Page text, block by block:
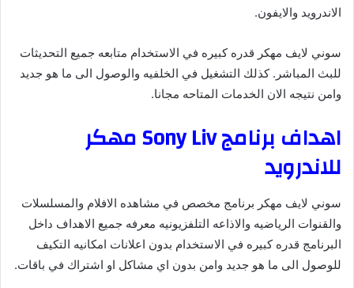
الاندرويد والايفون.
سوني لايف مهكر قدره كبيره في الاستخدام متابعه جميع التحديثات
للبث المباشر. كذلك التشغيل في الخلفيه والوصول الى ما هو جديد
وامن نتيجه الان الخدمات المتاحه مجانا.
اهداف برنامج Sony Liv مهكر
للاندرويد
سوني لايف مهكر برنامج مخصص في مشاهده الافلام والمسلسلات
والقنوات الرياضيه والاذاعه التلفزيونيه معرفه جميع الاهداف داخل
البرنامج قدره كبيره في الاستخدام بدون اعلانات امكانيه التكيف
للوصول الى ما هو جديد وامن بدون اي مشاكل او اشتراك في باقات.